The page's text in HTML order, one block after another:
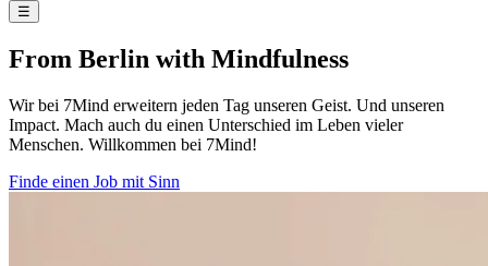
☰
From Berlin with Mindfulness
Wir bei 7Mind erweitern jeden Tag unseren Geist. Und unseren
Impact. Mach auch du einen Unterschied im Leben vieler
Menschen. Willkommen bei 7Mind!
Finde einen Job mit Sinn